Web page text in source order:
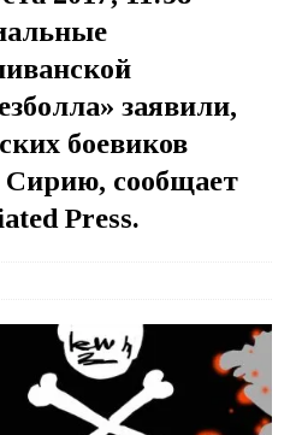
заявили,
боевиков
сообщает
Press.